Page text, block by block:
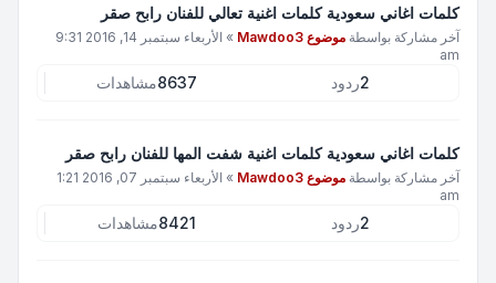
كلمات اغاني سعودية كلمات اغنية تعالي للفنان رابح صقر
آخر مشاركة بواسطة موضوع Mawdoo3 »
الأربعاء سبتمبر 14, 2016 9:31
am
2ردود 8637مشاهدات
كلمات اغاني سعودية كلمات اغنية شفت المها للفنان رابح صقر
آخر مشاركة بواسطة موضوع Mawdoo3 »
الأربعاء سبتمبر 07, 2016 1:21
am
2ردود 8421مشاهدات